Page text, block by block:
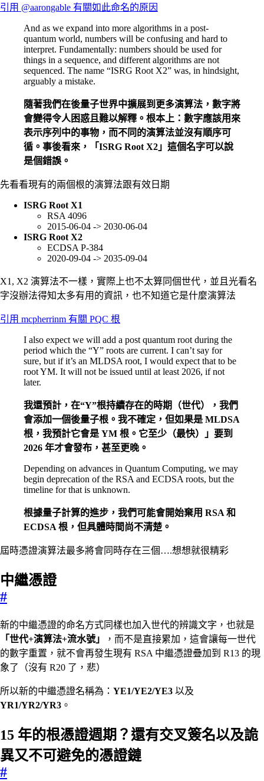
引用 @aarongable 有關如此命名的原因
And as we expand into more algorithms in a post-
quantum world, numbers will be confusing and hard to
interpret. Fundamentally: numbers should be used for
things in a sequence, and different algorithms are not
sequenced. The name “ISRG Root X2” was, in hindsight,
arguably a mistake.
隨著我們在後量子世界中擴展到更多演算法，數字將
會變得令人困惑且難以解釋。根本上：數字應該用來
表示序列中的事物，而不同的演算法並沒有順序可
循。事後看來，「ISRG Root X2」這個名字可以說
是個錯誤。
先看看現有的兩個根的演算法跟有效日期
ISRG Root X1
RSA 4096
2015-06-04 -> 2030-06-04
ISRG Root X2
ECDSA P-384
2020-09-04 -> 2035-09-04
X1, X2 演算法不一樣，實際上也不太算同個世代，並且光看名
字沒辦法得知太多有用的資訊，也不知道它是什麼演算法
引用 mcpherrinm 有關 PQC 根
I also expect we will add a post quantum root during the
period which the “Y” roots are current. I can’t say for
sure, but if it’s an MLDSA root, I would expect that to be
root YM. It will not be issued until at least 2026, if not
later.
我還預計，在“Y”根持續存在的時期（世代），我們
會添加一個後量子根。我不確定，但如果是 MLDSA
根，我預計它會是 YM 根。它至少（最快）」要到
2026 年才會發布，甚至更晚。
Depending on advances in Quantum Computing, we may
begin deprecation of the RSA and ECDSA roots, but the
timeline for that is unknown.
根據量子計算的進步，我們可能會開始棄用 RSA 和
ECDSA 根，但具體時間尚不清楚。
屆時憑證演算法最多將會同時存在三個….想想就很精彩
中繼憑證
#
新的中繼憑證的命名方式同樣也加入世代的辨識文字，也就是
「世代+演算法+流水號」
，而不是直接累加，這會讓每一世代
的數字重置，就不會再發生現有 RSA 中繼憑證疊加到 R13 的現
象了（沒有 R20 了，悲）
所以新的中繼憑證名稱為： YE1/YE2/YE3 以及
YR1/YR2/YR3 。
15 年的根憑證週期？還有交叉簽名以及詭
異又不可避免的憑證鏈
#